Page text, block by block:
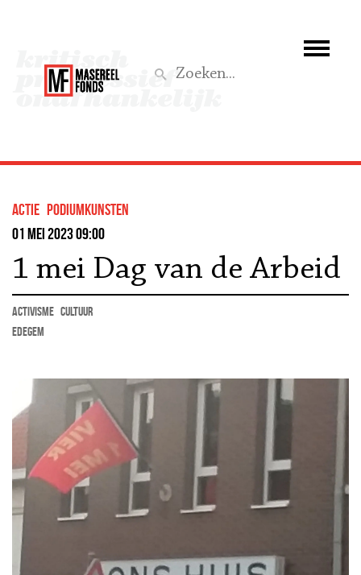
Wat we doen
Aktief
actie podiumkunsten
01 mei 2023 09:00
1 mei Dag van de Arbeid
activisme cultuur
Edegem